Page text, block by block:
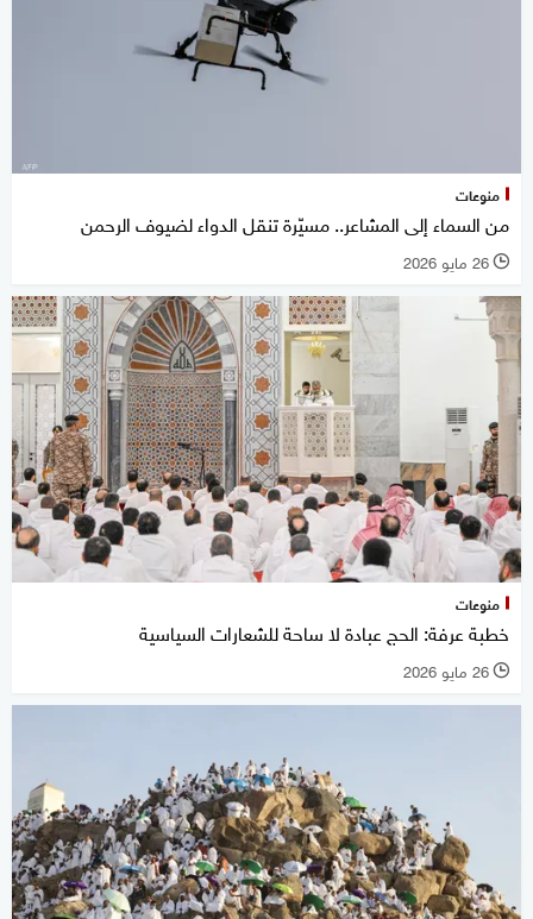
منوعات
من السماء إلى المشاعر.. مسيّرة تنقل الدواء لضيوف الرحمن
l 26 مايو 2026
منوعات
خطبة عرفة: الحج عبادة لا ساحة للشعارات السياسية
l 26 مايو 2026